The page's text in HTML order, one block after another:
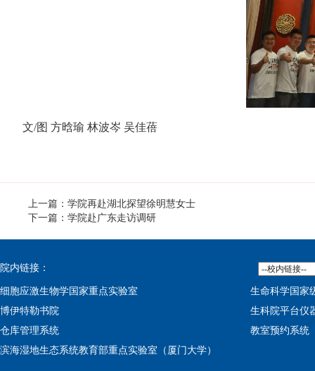
文/图 方晗瑜 林波岑 吴佳蓓
上一篇：学院再赴湖北探望徐明慧女士
下一篇：学院赴广东走访调研
院内链接：
细胞应激生物学国家重点实验室
生命科学国家
博伊特勒书院
生科院平台仪
仓库管理系统
教室预约系统
滨海湿地生态系统教育部重点实验室（厦门大学）